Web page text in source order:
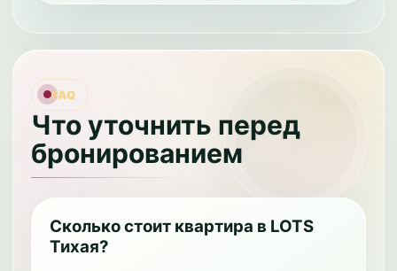
FAQ
Что уточнить перед
бронированием
Сколько стоит квартира в LOTS
Тихая?